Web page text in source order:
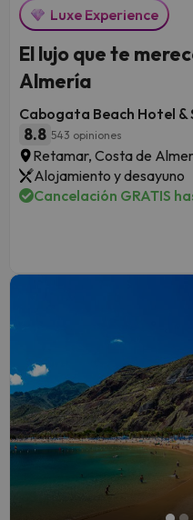
Luxe Experience
El lujo que te
Almería
Cabogata Beach Hotel &
8.8 543 opiniones
Retamar, Costa de
Alojamiento y desayuno
Cancelación GRATIS